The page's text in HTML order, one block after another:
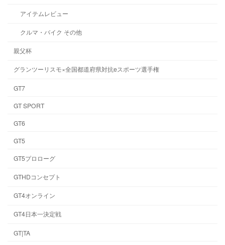
アイテムレビュー
クルマ・バイク その他
親父杯
グランツーリスモ×全国都道府県対抗eスポーツ選手権
GT7
GT SPORT
GT6
GT5
GT5プロローグ
GTHDコンセプト
GT4オンライン
GT4日本一決定戦
GT|TA